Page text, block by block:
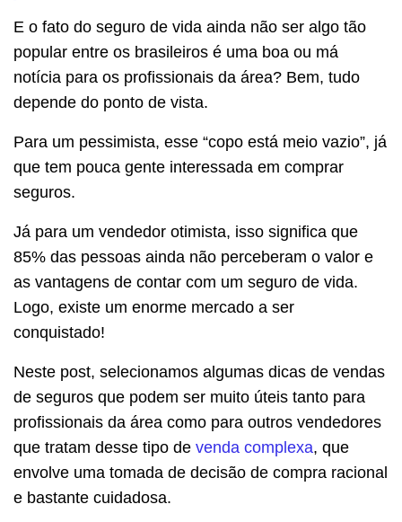
E o fato do seguro de vida ainda não ser algo tão
popular entre os brasileiros é uma boa ou má
notícia para os profissionais da área? Bem, tudo
depende do ponto de vista.
Para um pessimista, esse “copo está meio vazio”, já
que tem pouca gente interessada em comprar
seguros.
Já para um vendedor otimista, isso significa que
85% das pessoas ainda não perceberam o valor e
as vantagens de contar com um seguro de vida.
Logo, existe um enorme mercado a ser
conquistado!
Neste post, selecionamos algumas dicas de vendas
de seguros que podem ser muito úteis tanto para
profissionais da área como para outros vendedores
que tratam desse tipo de venda complexa, que
envolve uma tomada de decisão de compra racional
e bastante cuidadosa.